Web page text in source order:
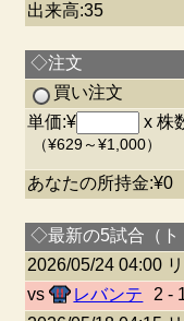
出来高:35
◇注文
買い注文
単価:¥
x 株
（¥629～¥1,000）
あなたの所持金:¥0
◇最新の5試合（ト
2026/05/24 04:00
vs
レバンテ
2 -